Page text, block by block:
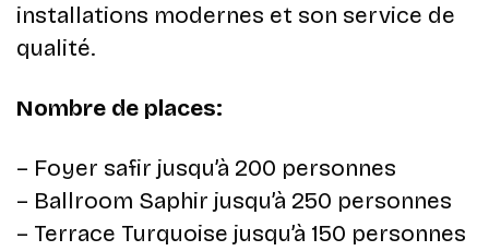
installations modernes et son service de
qualité.
Nombre de places:
– Foyer safir jusqu’à 200 personnes
– Ballroom Saphir jusqu’à 250 personnes
– Terrace Turquoise jusqu’à 150 personnes